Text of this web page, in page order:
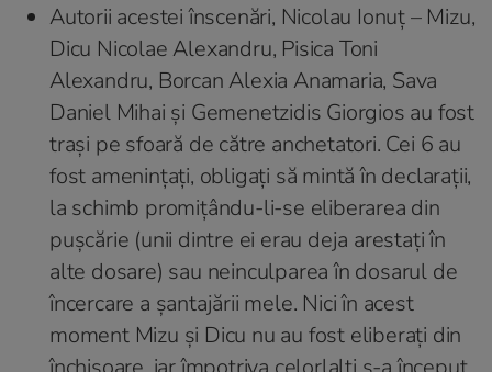
Autorii acestei înscenări, Nicolau Ionuț – Mizu,
Dicu Nicolae Alexandru, Pisica Toni
Alexandru, Borcan Alexia Anamaria, Sava
Daniel Mihai și Gemenetzidis Giorgios au fost
trași pe sfoară de către anchetatori. Cei 6 au
fost amenințați, obligați să mintă în declarații,
la schimb promițându-li-se eliberarea din
pușcărie (unii dintre ei erau deja arestați în
alte dosare) sau neinculparea în dosarul de
încercare a șantajării mele. Nici în acest
moment Mizu și Dicu nu au fost eliberați din